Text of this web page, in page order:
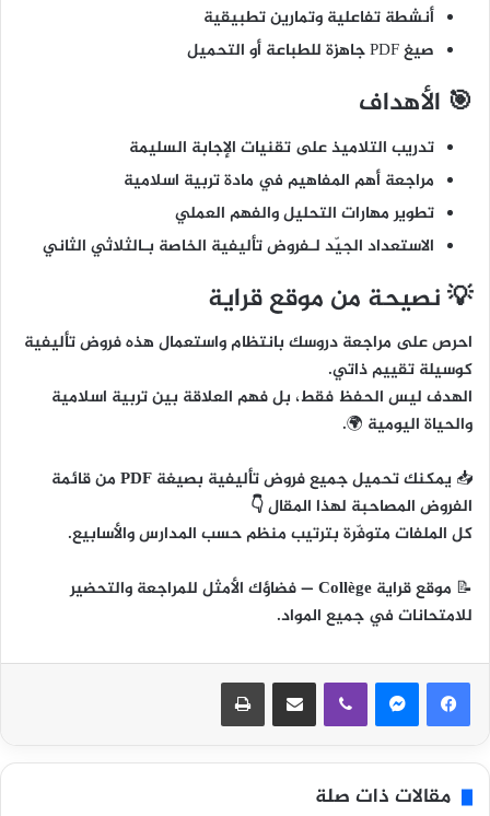
أنشطة تفاعلية وتمارين تطبيقية
صيغ PDF جاهزة للطباعة أو التحميل
🎯 الأهداف
تدريب التلاميذ على تقنيات الإجابة السليمة
مراجعة أهم المفاهيم في مادة تربية اسلامية
تطوير مهارات التحليل والفهم العملي
الاستعداد الجيّد لـفروض تأليفية الخاصة بـالثلاثي الثاني
💡 نصيحة من موقع قراية
احرص على مراجعة دروسك بانتظام واستعمال هذه فروض تأليفية
كوسيلة تقييم ذاتي.
الهدف ليس الحفظ فقط، بلفهم العلاقة بين تربية اسلامية
والحياة اليومية 🌍.
📥
يمكنك تحميل جميع فروض تأليفية بصيغة PDF من قائمة
الفروض المصاحبة لهذا المقال 👇
كل الملفات متوفّرة بترتيب منظم حسب المدارس والأسابيع.
📝 موقع قراية Collège
— فضاؤك الأمثل للمراجعة والتحضير
للامتحانات في جميع المواد.
مشاركة عبر البريد
مقالات ذات صلة